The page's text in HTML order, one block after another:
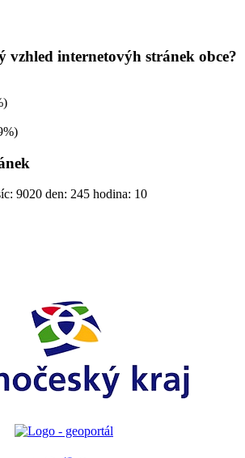
vzhled internetovýh stránek obce?
9020 den: 245 hodina: 10